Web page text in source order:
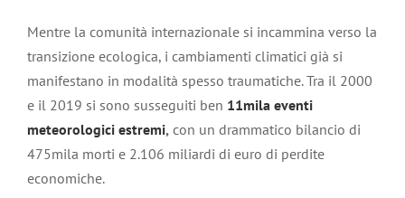
Mentre la comunità internazionale si incammina verso la
transizione ecologica, i cambiamenti climatici già si
manifestano in modalità spesso traumatiche. Tra il 2000
e il 2019 si sono susseguiti ben 11mila eventi
meteorologici estremi, con un drammatico bilancio di
475mila morti e 2.106 miliardi di euro di perdite
economiche.